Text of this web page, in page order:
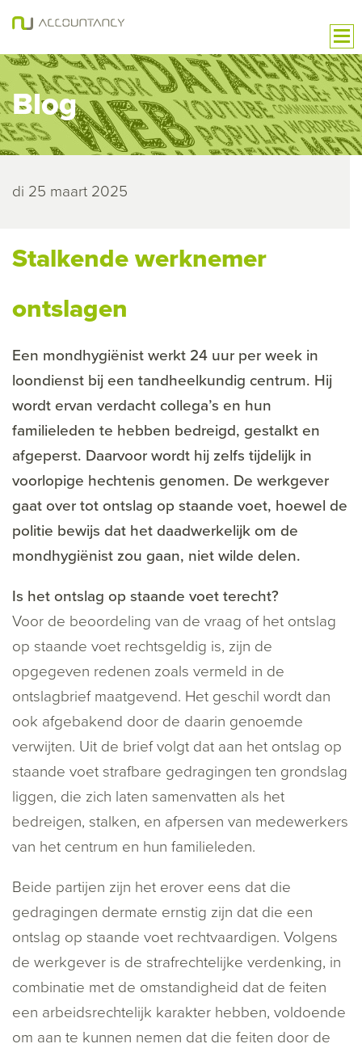
Blog
di 25 maart 2025
Stalkende werknemer
ontslagen
Een mondhygiënist werkt 24 uur per week in
loondienst bij een tandheelkundig centrum. Hij
wordt ervan verdacht collega’s en hun
familieleden te hebben bedreigd, gestalkt en
afgeperst. Daarvoor wordt hij zelfs tijdelijk in
voorlopige hechtenis genomen. De werkgever
gaat over tot ontslag op staande voet, hoewel de
politie bewijs dat het daadwerkelijk om de
mondhygiënist zou gaan, niet wilde delen.
Is het ontslag op staande voet terecht?
Voor de beoordeling van de vraag of het ontslag
op staande voet rechtsgeldig is, zijn de
opgegeven redenen zoals vermeld in de
ontslagbrief maatgevend. Het geschil wordt dan
ook afgebakend door de daarin genoemde
verwijten. Uit de brief volgt dat aan het ontslag op
staande voet strafbare gedragingen ten grondslag
liggen, die zich laten samenvatten als het
bedreigen, stalken, en afpersen van medewerkers
van het centrum en hun familieleden.
Beide partijen zijn het erover eens dat die
gedragingen dermate ernstig zijn dat die een
ontslag op staande voet rechtvaardigen. Volgens
de werkgever is de strafrechtelijke verdenking, in
combinatie met de omstandigheid dat de feiten
een arbeidsrechtelijk karakter hebben, voldoende
om aan te kunnen nemen dat die feiten door de